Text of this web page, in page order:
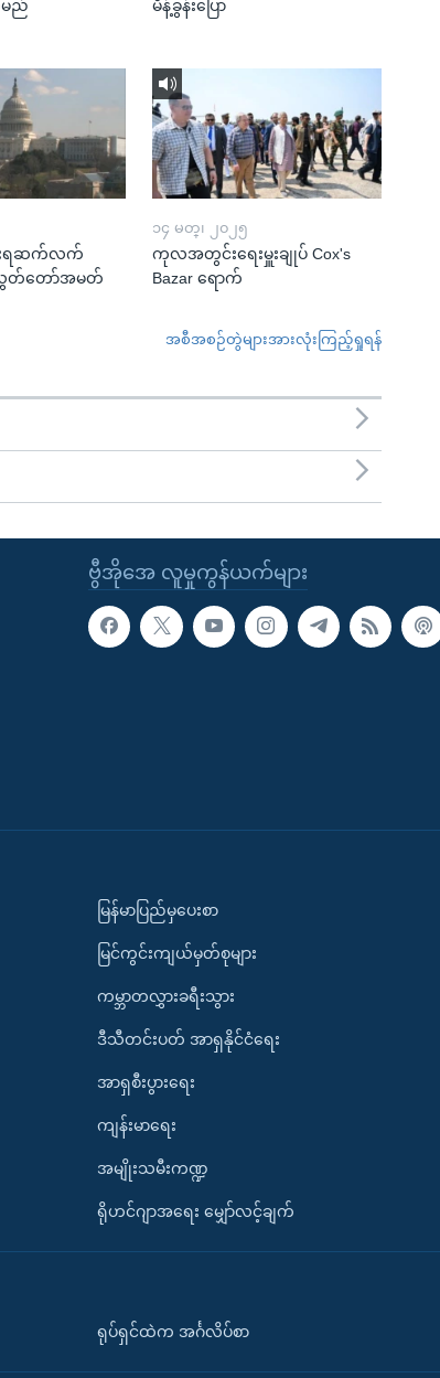
ည်
မိန့်ခွန်းပြော
ရဆက်လက်
တ်တော်အမတ်
၁၄ မတ္၊ ၂၀၂၅
ကုလအတွင်းရေးမှူးချုပ် Cox's
Bazar ရောက်
အစီအစဉ်တွဲများအားလုံးကြည့်ရှုရန်
ဗွီအိုအေ လူမှုကွန်ယက်များ
မြန်မာပြည်မှပေးစာ
မြင်ကွင်းကျယ်မှတ်စုများ
ကမ္ဘာတလွှားခရီးသွား
ဒီသီတင်းပတ် အာရှနိုင်ငံရေး
အာရှစီးပွားရေး
ကျန်းမာရေး
အမျိုးသမီးကဏ္ဍ
ရိုဟင်ဂျာအရေး မျှော်လင့်ချက်
ရုပ်ရှင်ထဲက အင်္ဂလိပ်စာ